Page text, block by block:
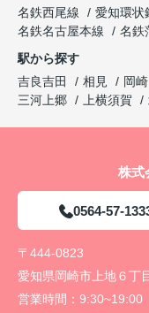
名鉄西尾線
愛知環状
名鉄名古屋本線
名鉄
駅から探す
吉良吉田
相見 岡崎
三河上郷
上横須賀
株式
0564-57-
〒444-0823
愛知県岡崎市上地６丁
営業時間： 9:30~19:00